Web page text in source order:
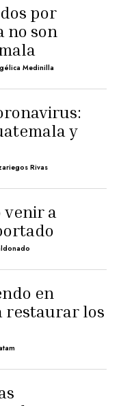
por
no son
Medinilla
y
Rivas
venir a
en
restaurar los